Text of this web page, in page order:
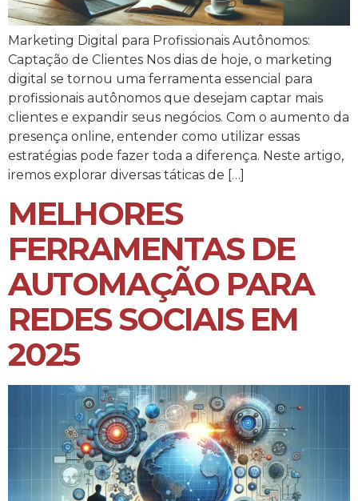
Marketing Digital para Profissionais Autônomos:
Captação de Clientes Nos dias de hoje, o marketing
digital se tornou uma ferramenta essencial para
profissionais autônomos que desejam captar mais
clientes e expandir seus negócios. Com o aumento da
presença online, entender como utilizar essas
estratégias pode fazer toda a diferença. Neste artigo,
iremos explorar diversas táticas de […]
MELHORES
FERRAMENTAS DE
AUTOMAÇÃO PARA
REDES SOCIAIS EM
2025